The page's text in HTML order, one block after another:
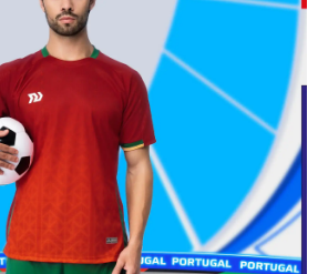
TIẾP TỤC MUA HÀNG